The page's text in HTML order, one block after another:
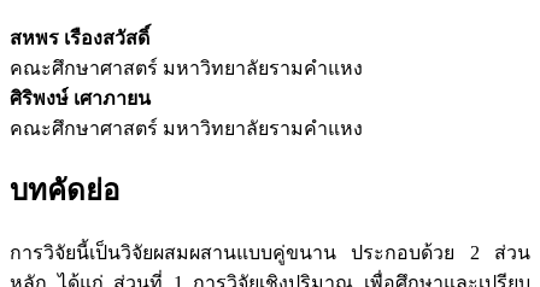
สหพร เรืองสวัสดิ์
คณะศึกษาศาสตร์ มหาวิทยาลัยรามคำแหง
ศิริพงษ์ เศาภายน
คณะศึกษาศาสตร์ มหาวิทยาลัยรามคำแหง
บทคัดย่อ
การวิจัยนี้เป็นวิจัยผสมผสานแบบคู่ขนาน ประกอบด้วย 2 ส่วน